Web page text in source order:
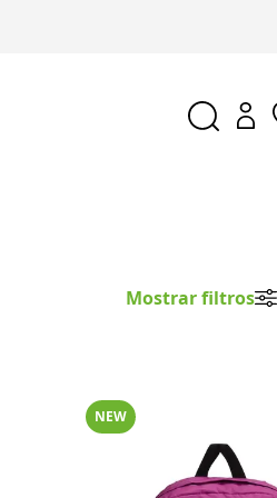
Mostrar filtros
NEW